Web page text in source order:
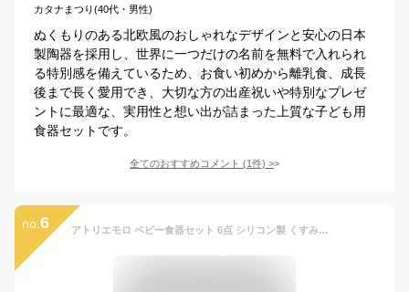
カタナまつり(40代・男性)
ぬくもりのある北欧風のおしゃれなデザインと安心の日本
製陶器を採用し、世界に一つだけの名前を無料で入れられ
る特別感を備えているため、お食い初めから離乳食、成長
後まで長く愛用でき、大切な方の出産祝いや特別なプレゼ
ントに最適な、実用性と想い出が詰まった上質な子ども用
食器セットです。
全てのおすすめコメント (1件) >
no. 6 アトリエモロ ベビー食器セット 6点 シリコン製 くすみカラー 離乳食用 電子レンジ対応 食洗機対応 吸盤付き 出産祝い ギフト プレゼント ベビー食器 赤ちゃん 食器 男の子 女の子 (ブルー)